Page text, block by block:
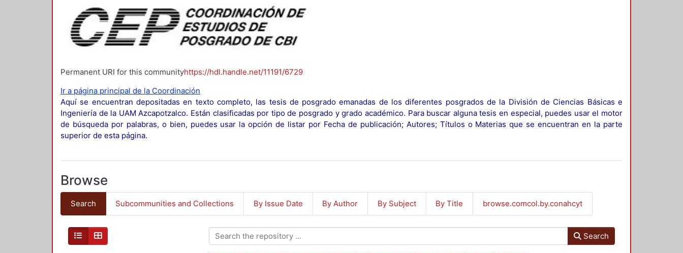
Permanent URI for this communityhttps://hdl.handle.net/11191/6729
Ir a página principal de la Coordinación
Aquí se encuentran depositadas en texto completo, las tesis de posgrado emanadas de los diferentes posgrados de la División de Ciencias Básicas e
Ingeniería de la UAM Azcapotzalco. Están clasificadas por tipo de posgrado y grado académico. Para buscar alguna tesis en especial, puedes usar el motor
de búsqueda por palabras, o bien, puedes usar la opción de listar por Fecha de publicación; Autores; Títulos o Materias que se encuentran en la parte
superior de esta página.
Browse
Search Subcommunities and Collections By Issue Date By Author By Subject By Title browse.comcol.by.conahcyt
Search